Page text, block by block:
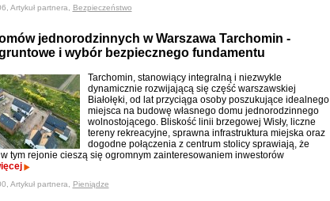
Artykuł partnera, Bezpieczeństwo
jednorodzinnych w Warszawa Tarchomin -
i wybór bezpiecznego fundamentu
Tarchomin, stanowiący integralną i niezwykle
dynamicznie rozwijającą się część warszawskiej
Białołęki, od lat przyciąga osoby poszukujące idealnego
miejsca na budowę własnego domu jednorodzinnego
wolnostojącego. Bliskość linii brzegowej Wisły, liczne
tereny rekreacyjne, sprawna infrastruktura miejska oraz
dogodne połączenia z centrum stolicy sprawiają, że
tym rejonie cieszą się ogromnym zainteresowaniem inwestorów
Artykuł partnera, Pieniądze